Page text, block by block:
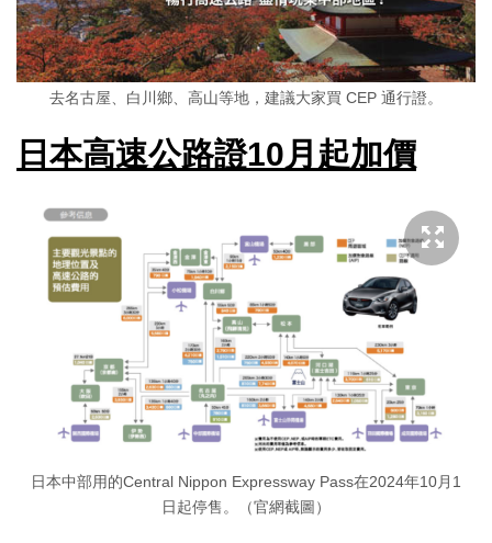
去名古屋、白川鄉、高山等地，建議大家買 CEP 通行證。
日本高速公路證10月起加價
日本中部用的Central Nippon Expressway Pass在2024年10月1
日起停售。（官網截圖）